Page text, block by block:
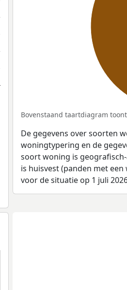
Bovenstaand taartdiagram
De gegevens over soorten
woningtypering en de
soort woning is
is huisvest (panden met
voor de situatie op 1 juli